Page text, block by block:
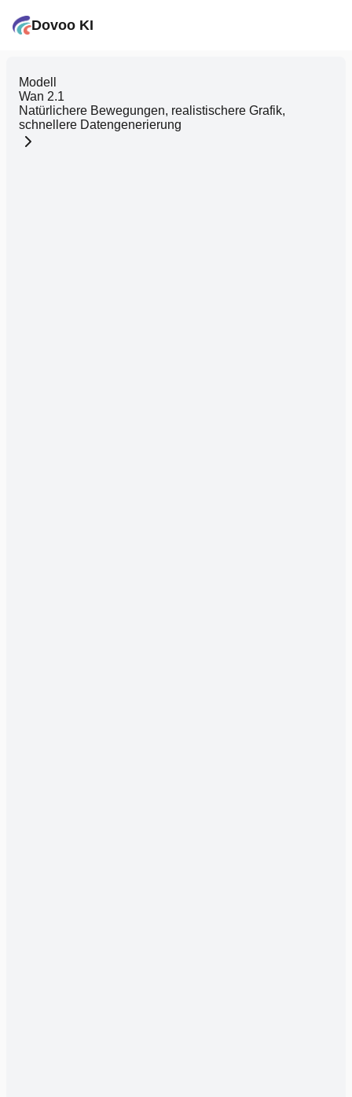
Dovoo KI
Modell
Wan 2.1
Natürlichere Bewegungen, realistischere Grafik,
schnellere Datengenerierung